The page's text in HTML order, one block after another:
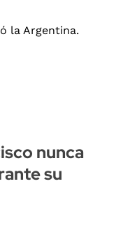
nunca
su